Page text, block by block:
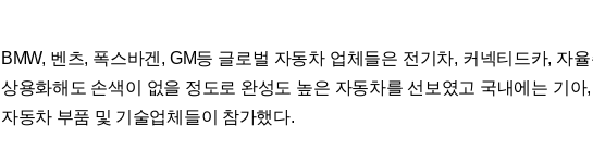
BMW, 벤츠, 폭스바겐, GM등 글로벌 자동차 업체들은 전기차, 커넥티드카, 자
상용화해도 손색이 없을 정도로 완성도 높은 자동차를 선보였고 국내에는 기아
자동차 부품 및 기술업체들이 참가했다.